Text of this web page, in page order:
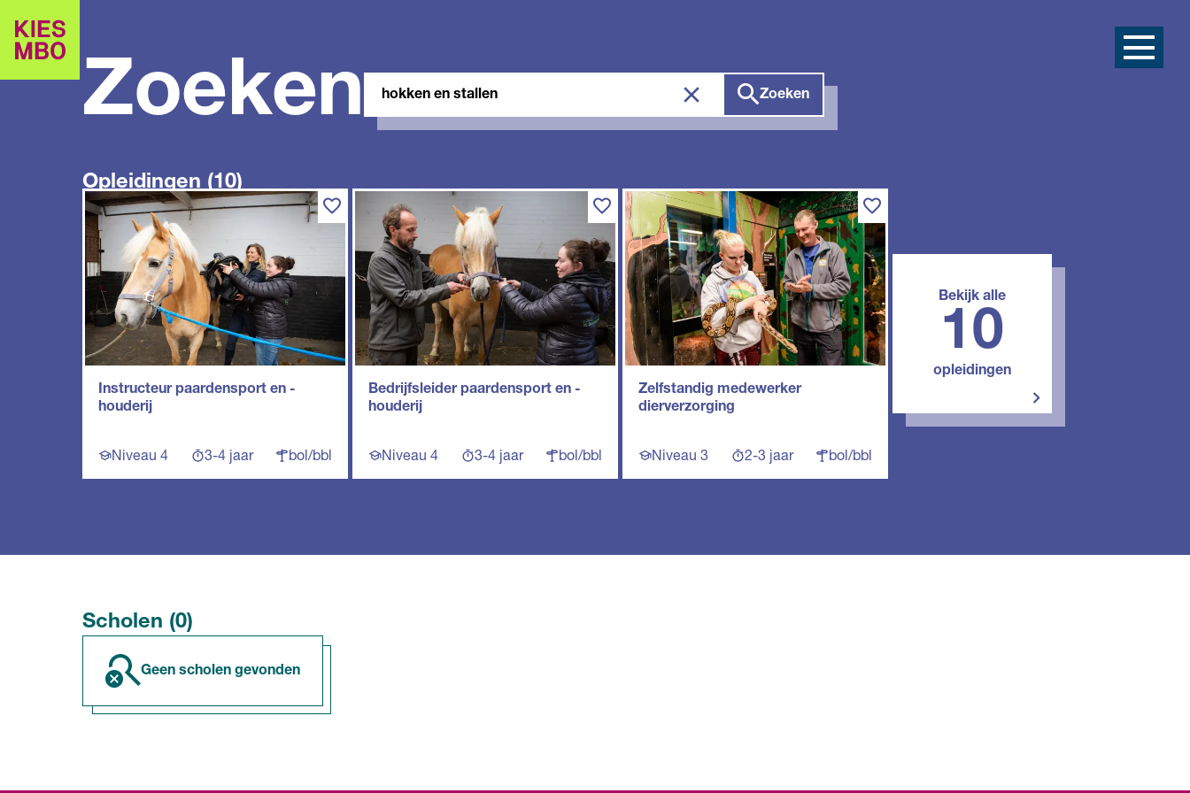
Zoeken site
Zoeken
Opleidingen (10)
Instructeur paardensport en -
houderij
Niveau 4 3-4 jaar bol/bbl
Bedrijfsleider paardensport en -
houderij
Niveau 4 3-4 jaar bol/bbl
Zelfstandig medewerker
dierverzorging
Niveau 3 2-3 jaar bol/bbl
Bekijk alle
10
opleidingen
Scholen (0)
geen scholen gevonden